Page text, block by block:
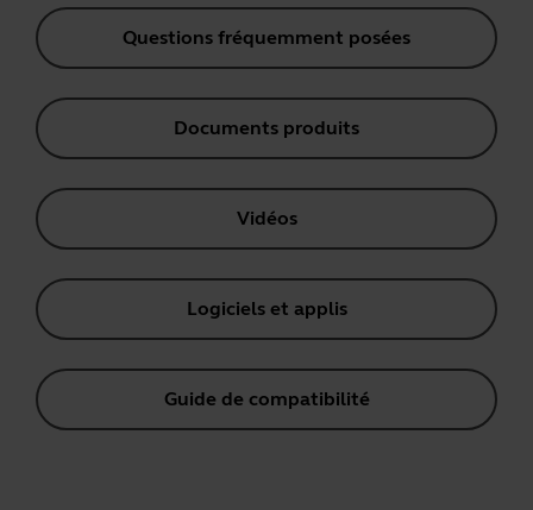
Questions fréquemment posées
Documents produits
Vidéos
Logiciels et applis
Guide de compatibilité